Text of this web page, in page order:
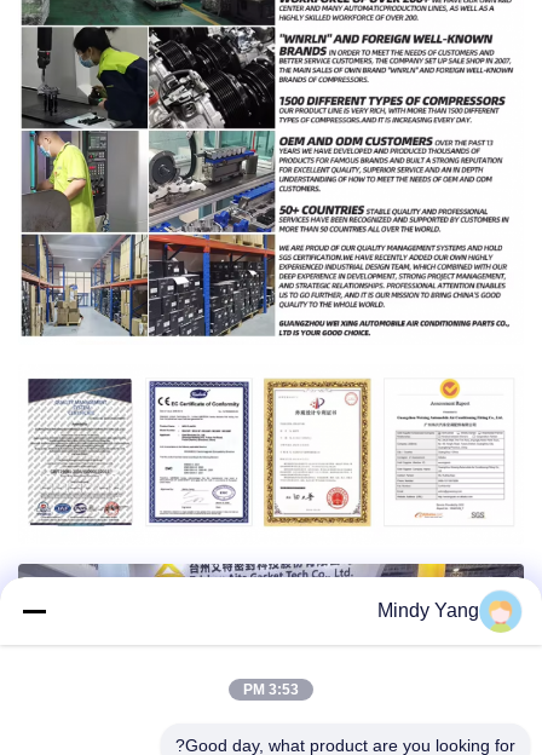
Mindy Yang
3:53 PM
Good day, what product are you looking for?